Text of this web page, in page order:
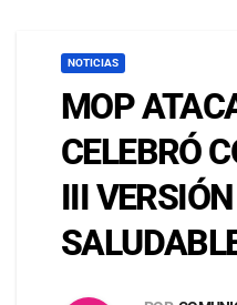
NOTICIAS
MOP
CELEBRÓ
III